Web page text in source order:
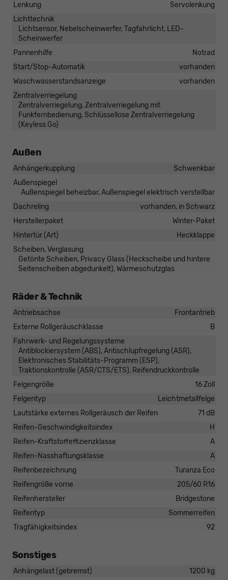
Lenkung
Servolenkung
Lichttechnik
Lichtsensor, Nebelscheinwerfer, Tagfahrlicht, LED-
Scheinwerfer
Pannenhilfe
Notrad
Start/Stop-Automatik
vorhanden
Waschwasserstandsanzeige
vorhanden
Zentralverriegelung
Zentralverriegelung, Zentralverriegelung mit
Funkfernbedienung, Schlüssellose Zentralverriegelung
(Keyless Go)
Außen
Anhängerkupplung
Schwenkbar
Außenspiegel
Außenspiegel beheizbar, Außenspiegel elektrisch verstellbar
Dachreling
vorhanden, in Schwarz
Herstellerpaket
Winter-Paket
Hintertür (Art)
Heckklappe
Scheiben, Verglasung
Getönte Scheiben, Privacy Glass (Heckscheibe und hintere
Seitenscheiben abgedunkelt), Wärmeschutzglas
Räder & Technik
Antriebsachse
Frontantrieb
Externe Rollgeräuschklasse
B
Fahrwerk- und Regelungssysteme
Antiblockiersystem (ABS), Antischlupfregelung (ASR),
Elektronisches Stabilitäts-Programm (ESP),
Traktionskontrolle (ASR/CTS/ETS), Reifendruckkontrolle
Felgengröße
16 Zoll
Felgentyp
Leichtmetallfelge
Lautstärke externes Rollgeräusch der Reifen
71 dB
Reifen-Geschwindigkeitsindex
H
Reifen-Kraftstoffeffizienzklasse
A
Reifen-Nasshaftungsklasse
A
Reifenbezeichnung
Turanza Eco
Reifengröße vorne
205/60 R16
Reifenhersteller
Bridgestone
Reifentyp
Sommerreifen
Tragfähigkeitsindex
92
Sonstiges
Anhängelast (gebremst)
1200 kg